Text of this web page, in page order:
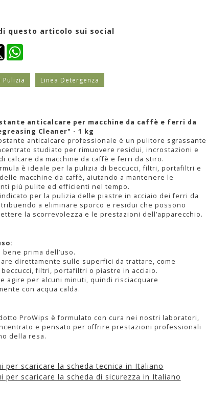
questo articolo sui social
WhatsApp
Linea Detergenza
anticalcare per macchine da caffè e ferri da
Cleaner" - 1 kg
anticalcare professionale è un pulitore sgrassante
studiato per rimuovere residui, incrostazioni e
calcare da macchine da caffè e ferri da stiro.
è ideale per la pulizia di beccucci, filtri, portafiltri e
macchine da caffè, aiutando a mantenere le
più pulite ed efficienti nel tempo.
per la pulizia delle piastre in acciaio dei ferri da
a eliminare sporco e residui che possono
la scorrevolezza e le prestazioni dell’apparecchio.
bene prima dell’uso.
direttamente sulle superfici da trattare, come
filtri, portafiltri o piastre in acciaio.
agire per alcuni minuti, quindi risciacquare
con acqua calda.
ProWips è formulato con cura nei nostri laboratori,
e pensato per offrire prestazioni professionali
della resa.
per scaricare la scheda tecnica in Italiano
per scaricare la scheda di sicurezza in Italiano